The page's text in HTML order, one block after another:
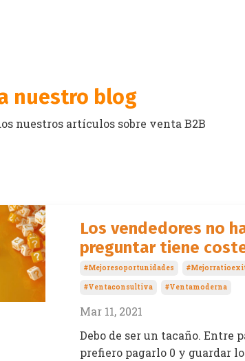
nuestro blog
nuestros artículos sobre venta B2B
Los vendedores no
preguntar tiene
#mejoresoportunidades
#ventaconsultiva #ventamoderna
Mar 11, 2021
Debo de ser un tacaño. Entre
prefiero pagarlo 0 y guardar